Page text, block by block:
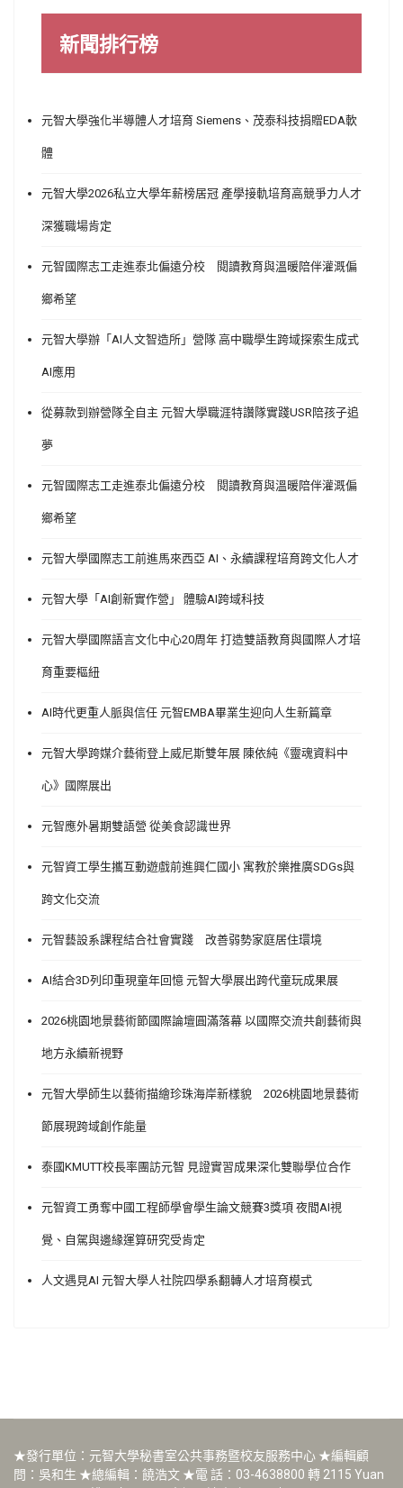
新聞排行榜
元智大學強化半導體人才培育 Siemens、茂泰科技捐贈EDA軟
體
元智大學2026私立大學年薪榜居冠 產學接軌培育高競爭力人才
深獲職場肯定
元智國際志工走進泰北偏遠分校 閱讀教育與溫暖陪伴灌溉偏
鄉希望
元智大學辦「AI人文智造所」營隊 高中職學生跨域探索生成式
AI應用
從募款到辦營隊全自主 元智大學職涯特讚隊實踐USR陪孩子追
夢
元智國際志工走進泰北偏遠分校 閱讀教育與溫暖陪伴灌溉偏
鄉希望
元智大學國際志工前進馬來西亞 AI、永續課程培育跨文化人才
元智大學「AI創新實作營」 體驗AI跨域科技
元智大學國際語言文化中心20周年 打造雙語教育與國際人才培
育重要樞紐
AI時代更重人脈與信任 元智EMBA畢業生迎向人生新篇章
元智大學跨媒介藝術登上威尼斯雙年展 陳依純《靈魂資料中
心》國際展出
元智應外暑期雙語營 從美食認識世界
元智資工學生攜互動遊戲前進興仁國小 寓教於樂推廣SDGs與
跨文化交流
元智藝設系課程結合社會實踐 改善弱勢家庭居住環境
AI結合3D列印重現童年回憶 元智大學展出跨代童玩成果展
2026桃園地景藝術節國際論壇圓滿落幕 以國際交流共創藝術與
地方永續新視野
元智大學師生以藝術描繪珍珠海岸新樣貌 2026桃園地景藝術
節展現跨域創作能量
泰國KMUTT校長率團訪元智 見證實習成果深化雙聯學位合作
元智資工勇奪中國工程師學會學生論文競賽3獎項 夜間AI視
覺、自駕與邊緣運算研究受肯定
人文遇見AI 元智大學人社院四學系翻轉人才培育模式
★發行單位：元智大學秘書室公共事務暨校友服務中心 ★編輯顧
問：吳和生 ★總編輯：饒浩文 ★電 話：03-4638800 轉 2115 Yuan